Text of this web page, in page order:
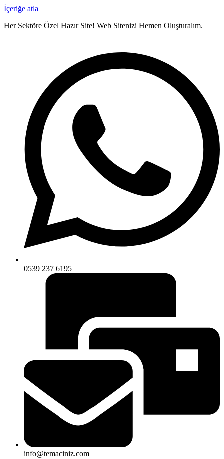
İçeriğe atla
Her Sektöre Özel Hazır Site! Web Sitenizi Hemen Oluşturalım.
0539 237 6195
info@temaciniz.com